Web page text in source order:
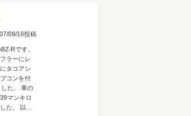
09/16投稿
Rです。
ラーにレ
タコアシ
コンを付
た。 車の
マンキロ
た。 以